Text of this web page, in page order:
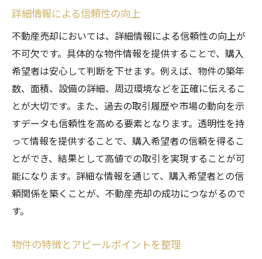
詳細情報による信頼性の向上
不動産売却においては、詳細情報による信頼性の向上が
不可欠です。具体的な物件情報を提供することで、購入
希望者は安心して判断を下せます。例えば、物件の築年
数、面積、設備の詳細、周辺環境などを正確に伝えるこ
とが大切です。また、過去の取引履歴や市場の動向を示
すデータも信頼性を高める要素となります。透明性を持
って情報を提供することで、購入希望者の信頼を得るこ
とができ、結果として高値での取引を実現することが可
能になります。詳細な情報を通じて、購入希望者との信
頼関係を築くことが、不動産売却の成功につながるので
す。
物件の特徴とアピールポイントを整理